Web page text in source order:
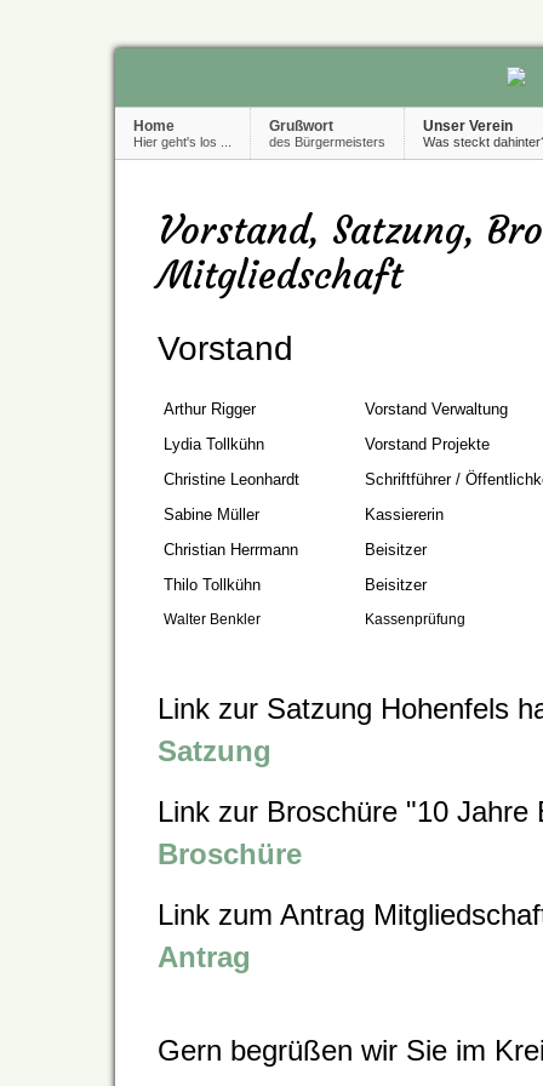
Home
Hier geht's los ...
Grußwort
des Bürgermeisters
Unser Verein
Was steckt
Vorstand, Satzung,
Mitgliedschaft
Vorstand
Arthur Rigger
Vorstand Verwaltung
Lydia Tollkühn
Vorstand Projekte
Christine Leonhardt
Schriftführer /
Sabine Müller
Kassiererin
Christian Herrmann
Beisitzer
Thilo Tollkühn
Beisitzer
Walter Benkler Kassenprüfung
Link zur Satzung Hohenfels
Satzung
Link zur Broschüre "10 Jahre
Broschüre
Link zum Antrag
Antrag
Gern begrüßen wir Sie im